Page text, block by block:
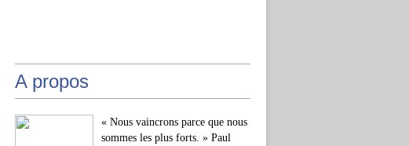
A propos
« Nous vaincrons parce que nous
sommes les plus forts. » Paul